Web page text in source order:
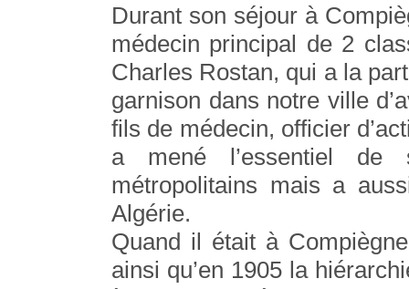
Durant son séjour à
médecin principal de 2
Charles Rostan, qui a la
garnison dans notre ville
fils de médecin, officier
a mené l’essentiel de
métropolitains mais a
Algérie.
Quand il était à
ainsi qu’en 1905 la